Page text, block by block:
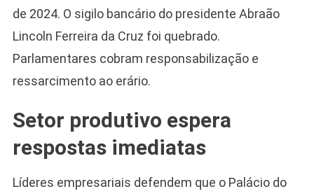
de 2024. O sigilo bancário do presidente Abraão
Lincoln Ferreira da Cruz foi quebrado.
Parlamentares cobram responsabilização e
ressarcimento ao erário.
Setor produtivo espera
respostas imediatas
Líderes empresariais defendem que o Palácio do